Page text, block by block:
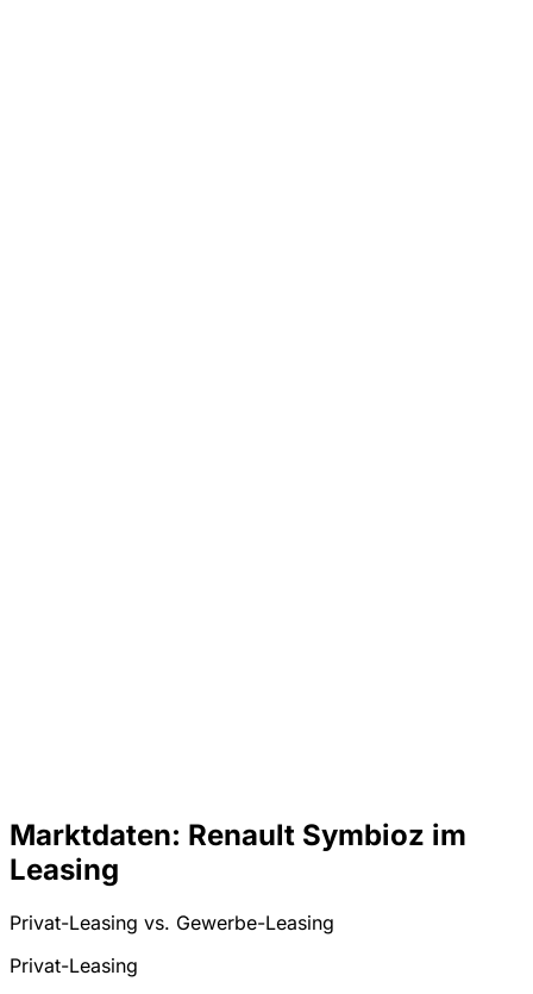
Marktdaten: Renault Symbioz im
Leasing
Privat-Leasing vs. Gewerbe-Leasing
Privat-Leasing